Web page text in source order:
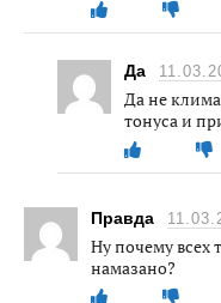
Да
Да не
тонуса и
Правда
Ну почему всех
намазано?